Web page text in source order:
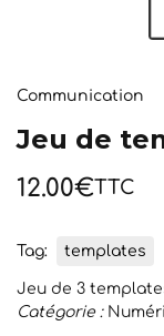
Communication
Jeu de
12.00€TTC
Tag: templates
Jeu de 3
Catégorie :